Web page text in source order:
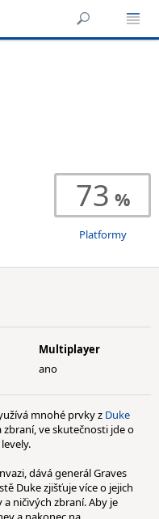
73
Platformy
Multiplayer
ano
mnohé prvky z Duke
ve skutečnosti jde o
dává generál Graves
Duke zjišťuje více o jejich
ničivých zbraní. Aby je